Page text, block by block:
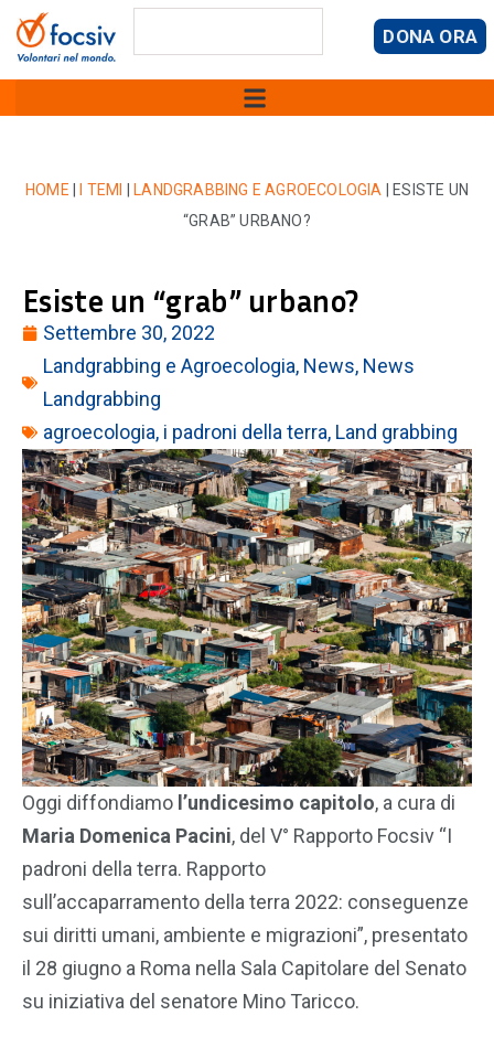
DONA ORA
HOME I TEMI LANDGRABBING E AGROECOLOGIA
ESISTE UN
“GRAB” URBANO?
Esiste un “grab” urbano?
Settembre 30, 2022
Landgrabbing e Agroecologia, News, News
Landgrabbing
agroecologia, i padroni della terra, Land grabbing
Oggi diffondiamo l’undicesimo capitolo, a cura di
Maria Domenica Pacini, del V° Rapporto Focsiv “I
padroni della terra. Rapporto
sull’accaparramento della terra 2022: conseguenze
sui diritti umani, ambiente e migrazioni”, presentato
il 28 giugno a Roma nella Sala Capitolare del Senato
su iniziativa del senatore Mino Taricco.